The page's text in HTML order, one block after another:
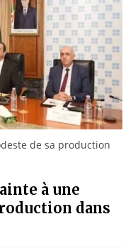
Bénin :
de sa production
à une
dans